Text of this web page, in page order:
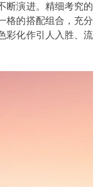
断演进。精细考究的
格的搭配组合，充分
彩化作引人入胜、流